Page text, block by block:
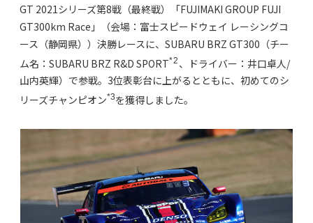
GT 2021シリーズ第8戦（最終戦）「FUJIMAKI GROUP FUJI
GT300km Race」（会場：富士スピードウェイ レーシングコ
ース（静岡県））決勝レースに、SUBARU BRZ GT300（チー
ム名：SUBARU BRZ R&D SPORT*2 、ドライバー：井口卓人/
山内英輝）で参戦。3位表彰台に上がるとともに、初めてのシ
リーズチャンピオン*3を獲得しました。